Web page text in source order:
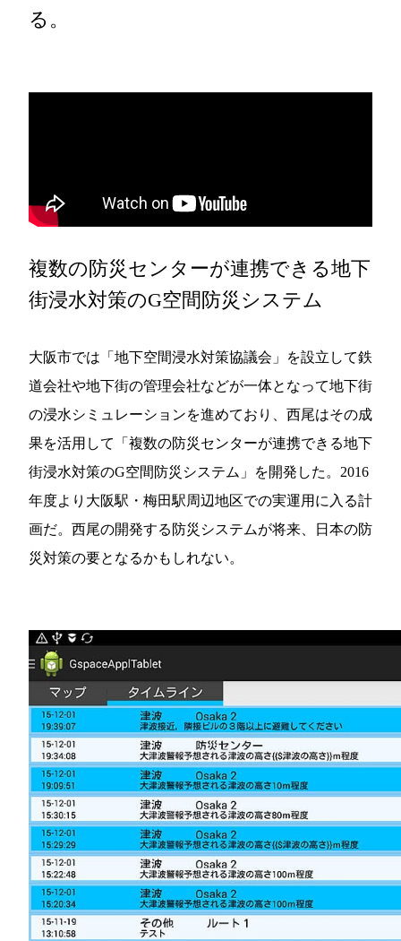
る。
複数の防災センターが連携できる地下
街浸水対策のG空間防災システム
大阪市では「地下空間浸水対策協議会」を設立して鉄
道会社や地下街の管理会社などが一体となって地下街
の浸水シミュレーションを進めており、西尾はその成
果を活用して「複数の防災センターが連携できる地下
街浸水対策のG空間防災システム」を開発した。2016
年度より大阪駅・梅田駅周辺地区での実運用に入る計
画だ。西尾の開発する防災システムが将来、日本の防
災対策の要となるかもしれない。